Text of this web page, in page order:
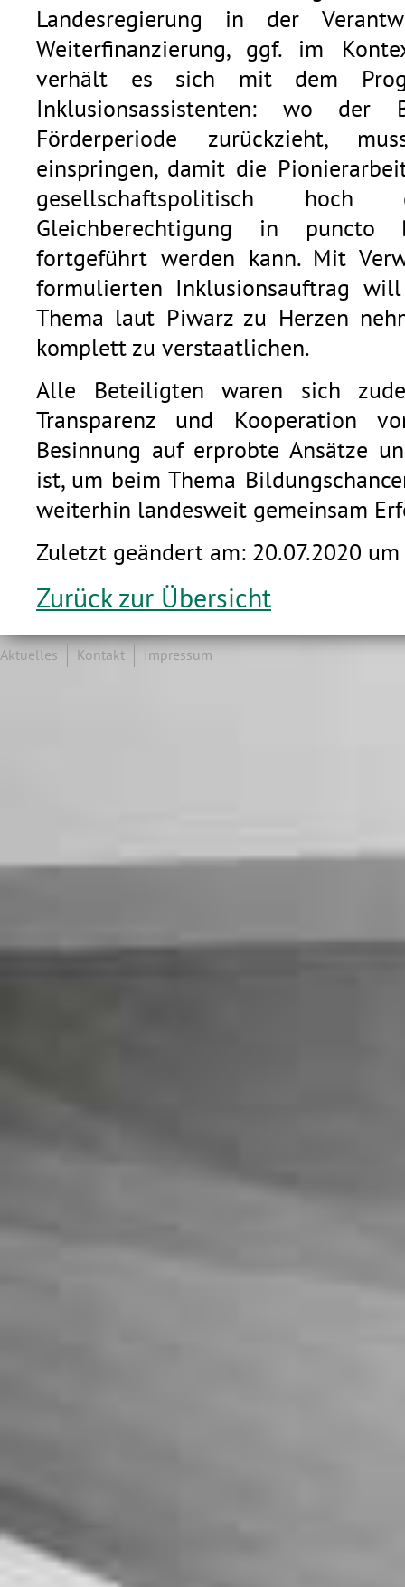
Landesregierung in der
Weiterfinanzierung, ggf. im
verhält es sich mit dem
Inklusionsassistenten: wo
Förderperiode zurückzieht,
einspringen, damit die
gesellschaftspolitisch
Gleichberechtigung in puncto
fortgeführt werden kann. Mit
formulierten Inklusionsauftrag
Thema laut Piwarz zu Herzen
komplett zu verstaatlichen.
Alle Beteiligten waren sich
Transparenz und Kooperation
Besinnung auf erprobte Ansätze
ist, um beim Thema
weiterhin landesweit gemeinsam
Zuletzt geändert am: 20.07.2020
Zurück zur Übersicht
Aktuelles Kontakt Impressum